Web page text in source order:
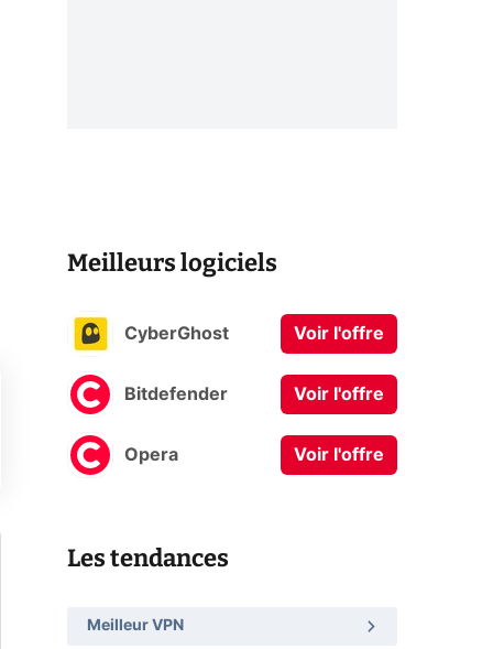
Meilleurs logiciels
CyberGhost Voir l'offre
Bitdefender Voir l'offre
Opera Voir l'offre
Les tendances
Meilleur VPN